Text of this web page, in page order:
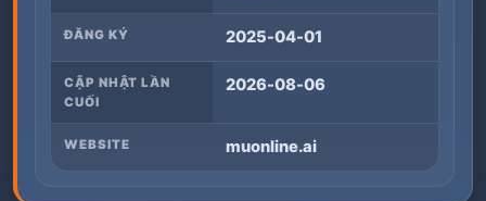
ĐĂNG KÝ 2025-04-01
CẬP NHẬT LẦN
CUỐI
2026-08-06
WEBSITE muonline.ai